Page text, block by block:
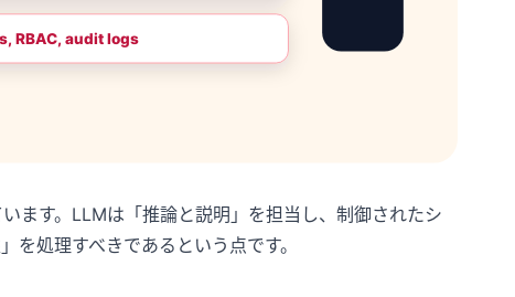
ます。LLMは「推論と説明」を担当し、制御されたシ
を処理すべきであるという点です。